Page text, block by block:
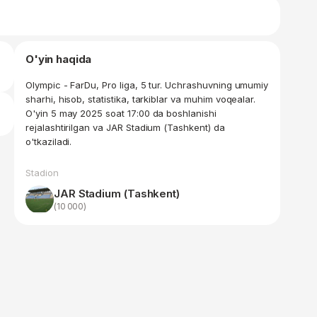
O'yin haqida
Olympic - FarDu, Pro liga, 5 tur. Uchrashuvning umumiy
sharhi, hisob, statistika, tarkiblar va muhim voqealar.
O'yin 5 may 2025 soat 17:00 da boshlanishi
rejalashtirilgan va JAR Stadium (Tashkent) da
o'tkaziladi.
Stadion
JAR Stadium (Tashkent)
(10 000)